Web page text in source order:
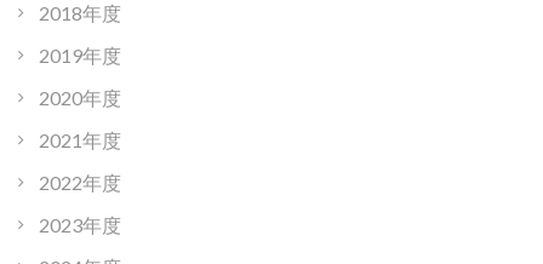
2018年度
2019年度
2020年度
2021年度
2022年度
2023年度